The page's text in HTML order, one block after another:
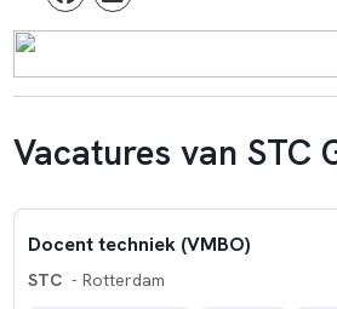
Vacatures van STC
Docent techniek (VMBO)
STC - Rotterdam